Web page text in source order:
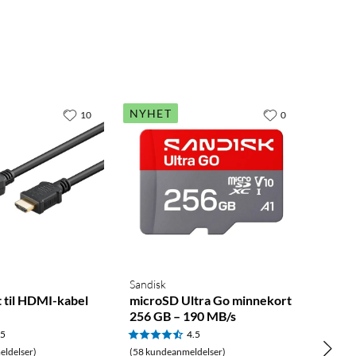
til HDMI-kabel
10 NYHET
Sandisk
microSD Ultra Go minnekort
256 GB – 190 MB/s
4.5
(58 kundeanmeldelser)
0